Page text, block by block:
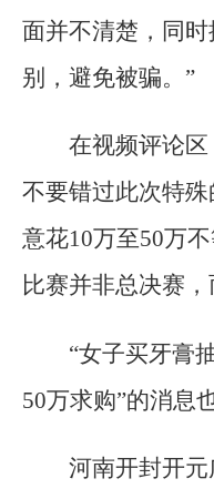
面并不清楚，同
别，避免被骗。”
在视频评论
不要错过此次特
意花10万至50万
比赛并非总决赛，
“女子买牙膏
50万求购”的消息
河南开封开